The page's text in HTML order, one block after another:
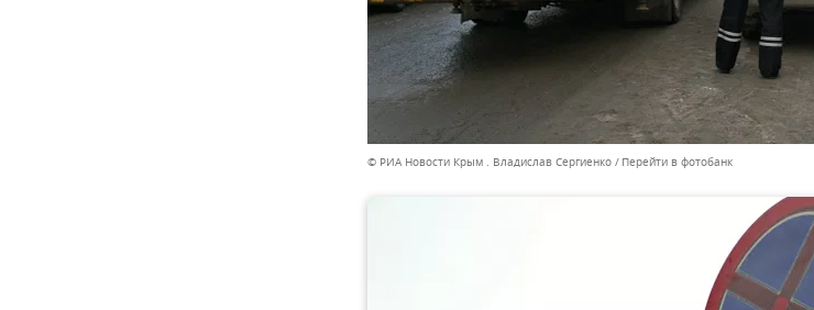
© РИА Новости Крым . Владислав Сергиенко Перейти в фотобанк